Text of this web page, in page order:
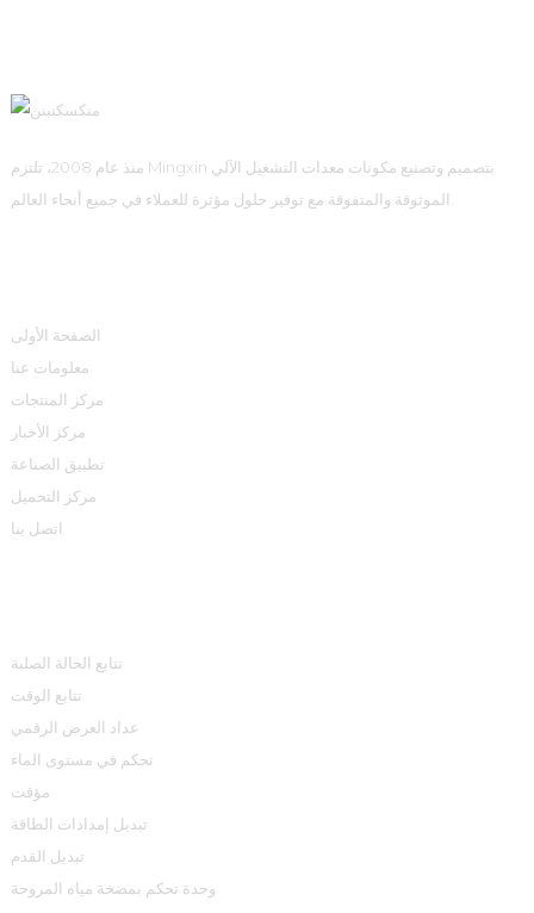
منذ عام 2008، تلتزم Mingxin بتصميم وتصنيع مكونات معدات التشغيل الآلي
الصفحة الأولى
معلومات عنا
مركز المنتجات
مركز الأخبار
تطبيق الصناعة
مركز التحميل
اتصل بنا
تتابع الحالة الصلبة
تتابع الوقت
عداد العرض الرقمي
تحكم في مستوى الماء
مؤقت
تبديل إمدادات الطاقة
تبديل القدم
وحدة تحكم بمضخة مياه المروحة